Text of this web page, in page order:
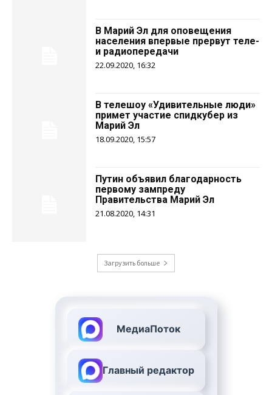
В Марий Эл для оповещения
населения впервые прервут теле-
и радиопередачи
22.09.2020, 16:32
В телешоу «Удивительные люди»
примет участие спидкубер из
Марий Эл
18.09.2020, 15:57
Путин объявил благодарность
первому зампреду
Правительства Марий Эл
21.08.2020, 14:31
Загрузить больше
МедиаПоток
Главный редактор